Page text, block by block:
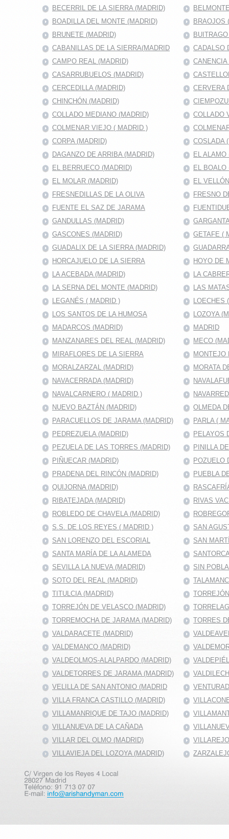
BECERRIL DE LA SIERRA (MADRID)
BOADILLA DEL MONTE (MADRID)
BRAOJOS
BRUNETE (MADRID)
CABANILLAS DE LA SIERRA(MADRID
CADALSO
CAMPO REAL (MADRID)
CASARRUBUELOS (MADRID)
CERCEDILLA (MADRID)
CERVERA
CHINCHÓN (MADRID)
COLLADO MEDIANO (MADRID)
COLLADO
COLMENAR VIEJO ( MADRID )
CORPA (MADRID)
COSLADA
DAGANZO DE ARRIBA (MADRID)
EL ALAMO
EL BERRUECO (MADRID)
EL BOALO
EL MOLAR (MADRID)
EL
FRESNEDILLAS DE LA OLIVA
FRESNO
FUENTE EL SAZ DE JARAMA
GANDULLAS (MADRID)
GASCONES (MADRID)
GETAFE (
GUADALIX DE LA SIERRA (MADRID)
HORCAJUELO DE LA SIERRA
HOYO DE
LA ACEBADA (MADRID)
LA
LA SERNA DEL MONTE (MADRID)
LAS
LEGANÉS ( MADRID )
LOECHES
LOS SANTOS DE LA HUMOSA
LOZOYA
MADARCOS (MADRID)
MADRID
MANZANARES DEL REAL (MADRID)
MECO
MIRAFLORES DE LA SIERRA
MONTEJO
MORALZARZAL (MADRID)
MORATA
NAVACERRADA (MADRID)
NAVALCARNERO ( MADRID )
NUEVO BAZTÁN (MADRID)
OLMEDA
PARACUELLOS DE JARAMA (MADRID)
PARLA (
PEDREZUELA (MADRID)
PELAYOS
PEZUELA DE LAS TORRES (MADRID)
PINILLA
PIÑUECAR (MADRID)
POZUELO
PRADENA DEL RINCÓN (MADRID)
PUEBLA
QUIJORNA (MADRID)
RIBATEJADA (MADRID)
RIVAS
ROBLEDO DE CHAVELA (MADRID)
S.S. DE LOS REYES ( MADRID )
SAN
SAN LORENZO DEL ESCORIAL
SAN
SANTA MARÍA DE LA ALAMEDA
SEVILLA LA NUEVA (MADRID)
SIN
SOTO DEL REAL (MADRID)
TITULCIA (MADRID)
TORREJÓN DE VELASCO (MADRID)
TORREMOCHA DE JARAMA (MADRID)
TORRES
VALDARACETE (MADRID)
VALDEMANCO (MADRID)
VALDEOLMOS-ALALPARDO (MADRID)
VALDETORRES DE JARAMA (MADRID)
VELILLA DE SAN ANTONIO (MADRID
VILLA FRANCA CASTILLO (MADRID)
VILLAMANRIQUE DE TAJO (MADRID)
VILLANUEVA DE LA CAÑADA
VILLAR DEL OLMO (MADRID)
VILLAVIEJA DEL LOZOYA (MADRID)